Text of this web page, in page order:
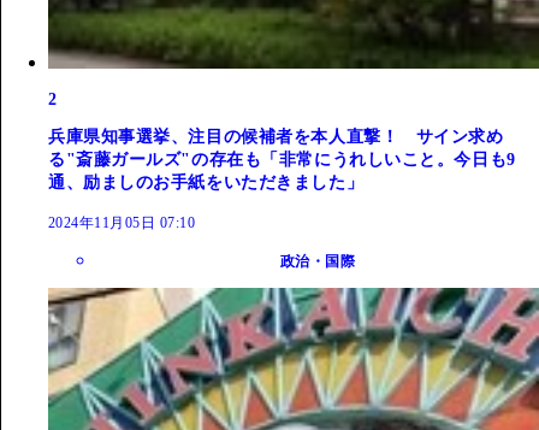
2
兵庫県知事選挙、注目の候補者を本人直撃！ サイン求め
る"斎藤ガールズ"の存在も「非常にうれしいこと。今日も9
通、励ましのお手紙をいただきました」
2024年11月05日 07:10
政治・国際